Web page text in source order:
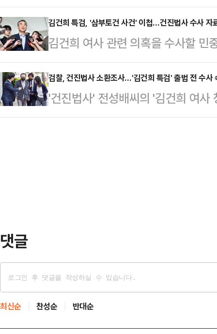
던 박현국 봉화군…
씨의 사무실을 찾아 김씨가 보관하
남의 휴대전화 2대를 확보했다.압
시 공천과 관련한 전씨의 알선수재
는 피의자로 적시되…
혹'과 관련해 건집법사 법당 압수수
건희 특검팀은 이날 오전 서울 역삼
여러 곳에 검사와 수사관을 보내 문
다.전씨는 2022년 4∼8월께 통일
드 목걸이, 샤넬백 등과 교단 현안
다는 의혹을 받는다.사건이 특검팀
물건을 받은 …
김건희 특검, '삼부토건 사건' 이첩…건진법사 수사 자
김건희 여사 관련 의혹을 수사할 민
건을 서울남부지방검찰청으로 넘
수사 자료도 조만간 확보할 것으로
이날 "특검법상 수사대상인 삼부토
첩받았다"고 언론에 공지했다.특검
검찰, 건진법사 소환조사…'김건희 특검' 출범 전 수사
'건진법사' 전성배씨의 '김건희 여사
시 소환했다.12일 법조계에 따르면
댓글
최신순 찬성순 반대순